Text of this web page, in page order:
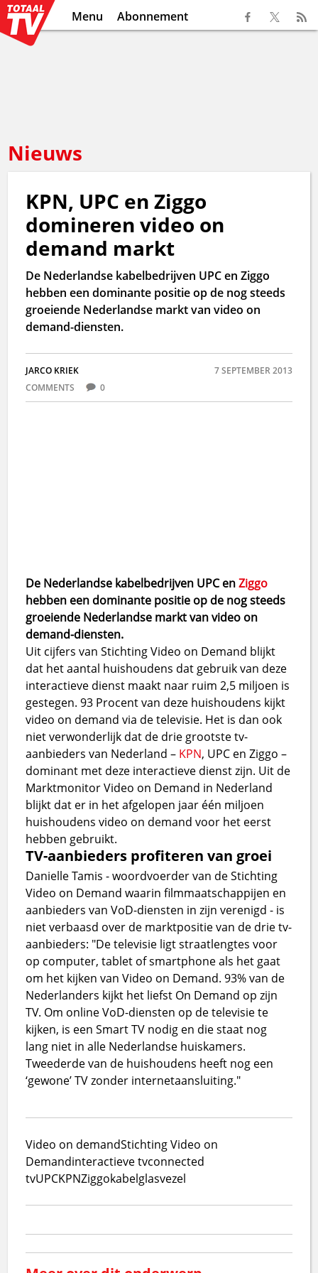
Menu Abonnement
Nieuws
KPN, UPC en Ziggo
domineren video on
demand markt
De Nederlandse kabelbedrijven UPC en Ziggo
hebben een dominante positie op de nog steeds
groeiende Nederlandse markt van video on
demand-diensten.
JARCO KRIEK
7 SEPTEMBER 2013
COMMENTS
0
De Nederlandse kabelbedrijven UPC enZiggo
hebben een dominante positie op de nog steeds
groeiende Nederlandse markt van video on
demand-diensten.
Uit cijfers van Stichting Video on Demand blijkt
dat het aantal huishoudens dat gebruik van deze
interactieve dienst maakt naar ruim 2,5 miljoen is
gestegen. 93 Procent van deze huishoudens kijkt
video on demand via de televisie. Het is dan ook
niet verwonderlijk dat de drie grootste tv-
aanbieders van Nederland – KPN, UPC en Ziggo –
dominant met deze interactieve dienst zijn. Uit de
Marktmonitor Video on Demand in Nederland
blijkt dat er in het afgelopen jaar één miljoen
huishoudens video on demand voor het eerst
hebben gebruikt.
TV-aanbieders profiteren van groei
Danielle Tamis - woordvoerder van de Stichting
Video on Demand waarin filmmaatschappijen en
aanbieders van VoD-diensten in zijn verenigd - is
niet verbaasd over de marktpositie van de drie tv-
aanbieders: "De televisie ligt straatlengtes voor
op computer, tablet of smartphone als het gaat
om het kijken van Video on Demand. 93% van de
Nederlanders kijkt het liefst On Demand op zijn
TV. Om online VoD-diensten op de televisie te
kijken, is een Smart TV nodig en die staat nog
lang niet in alle Nederlandse huiskamers.
Tweederde van de huishoudens heeft nog een
‘gewone’ TV zonder internetaansluiting."
Video on demandStichting Video on
Demandinteractieve tvconnected
tvUPCKPNZiggokabelglasvezel